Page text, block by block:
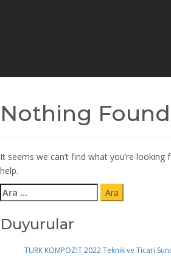
Nothing Found
It seems we can’t find what you’re looking
help.
Arama:
Duyurular
TURK KOMPOZIT 2022 Teknik ve Ticari